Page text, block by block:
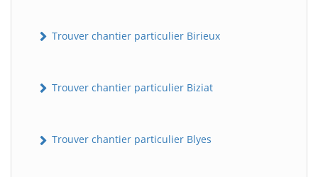
Trouver chantier particulier Birieux
Trouver chantier particulier Biziat
Trouver chantier particulier Blyes